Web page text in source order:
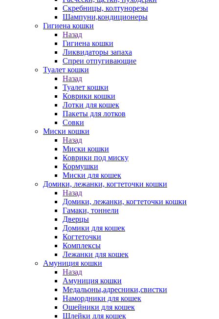
Скребницы, колтунорезы
Шампуни,кондиционеры
Гигиена кошки
Назад
Гигиена кошки
Ликвидаторы запаха
Спреи отпугивающие
Туалет кошки
Назад
Туалет кошки
Коврики кошки
Лотки для кошек
Пакеты для лотков
Совки
Миски кошки
Назад
Миски кошки
Коврики под миску
Кормушки
Миски для кошек
Домики, лежанки, когтеточки кошки
Назад
Домики, лежанки, когтеточки кошки
Гамаки, тоннели
Дверцы
Домики для кошек
Когтеточки
Комплексы
Лежанки для кошек
Амуниция кошки
Назад
Амуниция кошки
Медальоны,адресники,свистки
Намордники для кошек
Ошейники для кошек
Шлейки для кошек